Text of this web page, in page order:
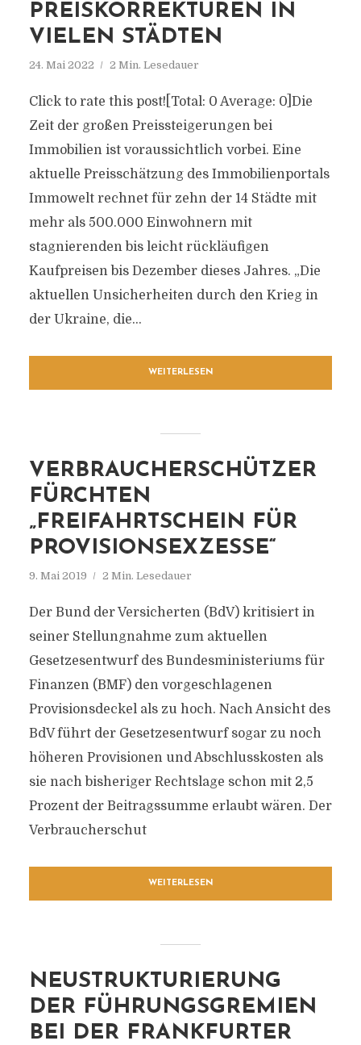
PREISKORREKTUREN IN
VIELEN STÄDTEN
24. Mai 2022 2 Min. Lesedauer
Click to rate this post![Total: 0 Average: 0]Die
Zeit der großen Preissteigerungen bei
Immobilien ist voraussichtlich vorbei. Eine
aktuelle Preisschätzung des Immobilienportals
Immowelt rechnet für zehn der 14 Städte mit
mehr als 500.000 Einwohnern mit
stagnierenden bis leicht rückläufigen
Kaufpreisen bis Dezember dieses Jahres. „Die
aktuellen Unsicherheiten durch den Krieg in
der Ukraine, die...
WEITERLESEN
VERBRAUCHERSCHÜTZER
FÜRCHTEN
„FREIFAHRTSCHEIN FÜR
PROVISIONSEXZESSE“
9. Mai 2019 2 Min. Lesedauer
Der Bund der Versicherten (BdV) kritisiert in
seiner Stellungnahme zum aktuellen
Gesetzesentwurf des Bundesministeriums für
Finanzen (BMF) den vorgeschlagenen
Provisionsdeckel als zu hoch. Nach Ansicht des
BdV führt der Gesetzesentwurf sogar zu noch
höheren Provisionen und Abschlusskosten als
sie nach bisheriger Rechtslage schon mit 2,5
Prozent der Beitragssumme erlaubt wären. Der
Verbraucherschut
WEITERLESEN
NEUSTRUKTURIERUNG
DER FÜHRUNGSGREMIEN
BEI DER FRANKFURTER